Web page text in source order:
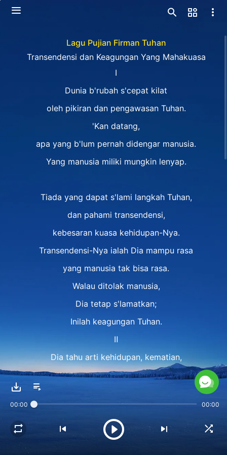
Lagu Pujian Firman Tuhan
Transendensi dan Keagungan Yang Mahakuasa
Ⅰ
Dunia b'rubah s'cepat kilat
oleh pikiran dan pengawasan Tuhan.
'Kan datang,
apa yang b'lum pernah didengar manusia.
Yang manusia miliki mungkin lenyap.
Tiada yang dapat s'lami langkah Tuhan,
dan pahami transendensi,
kebesaran kuasa kehidupan-Nya.
Transendensi-Nya ialah Dia mampu rasa
yang manusia tak bisa rasa.
Walau ditolak manusia,
Dia tetap s'lamatkan;
Inilah keagungan Tuhan.
Ⅱ
Dia tahu arti kehidupan, kematian,
dan hukum kehidupan.
bangkitkan manusia lagi.
00:00 00:00